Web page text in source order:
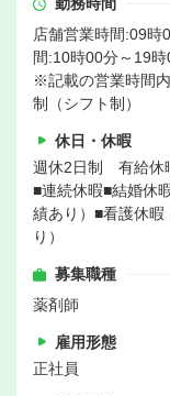
勤務時間
店舗営業時間:09時
間:10時00分～19時
※記載の営業時間
制（シフト制）
休日・休暇
週休2日制 有給
■連続休暇■結婚休
績あり）■看護休暇
り）
募集職種
薬剤師
雇用形態
正社員